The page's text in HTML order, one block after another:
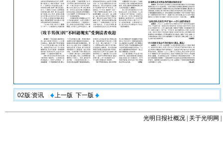
02版:资讯 上一版 下一版
光明日报社概况 关于光明网